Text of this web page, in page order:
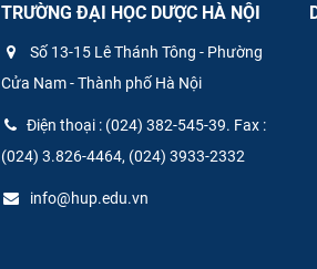
TRƯỜNG ĐẠI HỌC DƯỢC HÀ NỘI
Số 13-15 Lê Thánh Tông - Phường
Cửa Nam - Thành phố Hà Nội
Điện thoại : (024) 382-545-39. Fax :
(024) 3.826-4464, (024) 3933-2332
info@hup.edu.vn